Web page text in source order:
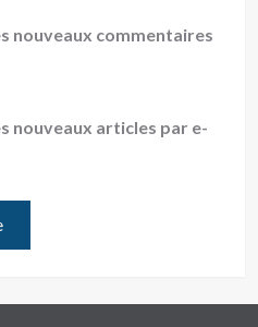
nouveaux commentaires
nouveaux articles par e-